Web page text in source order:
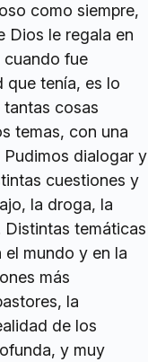
como siempre,
Dios le regala en
cuando fue
que tenía, es lo
cosas
temas, con una
dialogar y
cuestiones y
la droga, la
temáticas
mundo y en la
más
la
de los
y muy